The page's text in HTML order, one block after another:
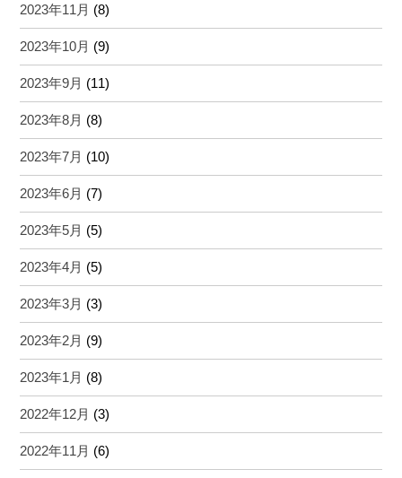
2023年11月 (8)
2023年10月 (9)
2023年9月 (11)
2023年8月 (8)
2023年7月 (10)
2023年6月 (7)
2023年5月 (5)
2023年4月 (5)
2023年3月 (3)
2023年2月 (9)
2023年1月 (8)
2022年12月 (3)
2022年11月 (6)